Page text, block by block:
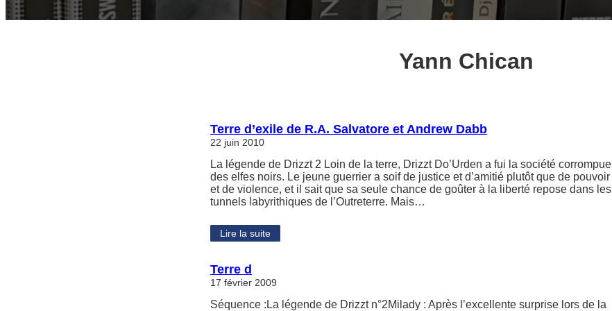
Yann Chican
Terre d’exile de R.A. Salvatore et Andrew Dabb
22 juin 2010
La légende de Drizzt 2 Loin de la terre, Drizzt Do’Urden a fui la société corrompue
des elfes noirs. Le jeune guerrier a soif de justice et d’amitié plutôt que de pouvoir
et de violence, et il sait que sa seule chance de goûter à la liberté repose dans les
tunnels labyrithiques de l’Outreterre. Mais…
Lire la suite
Terre d
17 février 2009
Séquence :La légende de Drizzt n°2Milady : Après l’excellente surprise lors de la